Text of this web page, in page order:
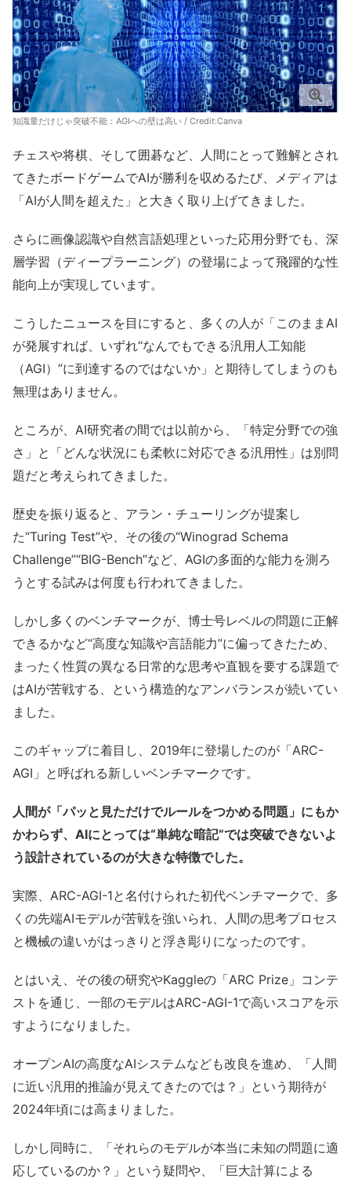
知識量だけじゃ突破不能：AGIへの壁は高い / Credit:Canva
チェスや将棋、そして囲碁など、人間にとって難解とされ
てきたボードゲームでAIが勝利を収めるたび、メディアは
「AIが人間を超えた」と大きく取り上げてきました。
さらに画像認識や自然言語処理といった応用分野でも、深
層学習（ディープラーニング）の登場によって飛躍的な性
能向上が実現しています。
こうしたニュースを目にすると、多くの人が「このままAI
が発展すれば、いずれ“なんでもできる汎用人工知能
（AGI）”に到達するのではないか」と期待してしまうのも
無理はありません。
ところが、AI研究者の間では以前から、「特定分野での強
さ」と「どんな状況にも柔軟に対応できる汎用性」は別問
題だと考えられてきました。
歴史を振り返ると、アラン・チューリングが提案し
た“Turing Test”や、その後の“Winograd Schema
Challenge”“BIG-Bench”など、AGIの多面的な能力を測ろ
うとする試みは何度も行われてきました。
しかし多くのベンチマークが、博士号レベルの問題に正解
できるかなど“高度な知識や言語能力”に偏ってきたため、
まったく性質の異なる日常的な思考や直観を要する課題で
はAIが苦戦する、という構造的なアンバランスが続いてい
ました。
このギャップに着目し、2019年に登場したのが「ARC-
AGI」と呼ばれる新しいベンチマークです。
人間が「パッと見ただけでルールをつかめる問題」にもか
かわらず、AIにとっては“単純な暗記”では突破できないよ
う設計されているのが大きな特徴でした。
実際、ARC-AGI-1と名付けられた初代ベンチマークで、多
くの先端AIモデルが苦戦を強いられ、人間の思考プロセス
と機械の違いがはっきりと浮き彫りになったのです。
とはいえ、その後の研究やKaggleの「ARC Prize」コンテ
ストを通じ、一部のモデルはARC-AGI-1で高いスコアを示
すようになりました。
オープンAIの高度なAIシステムなども改良を進め、「人間
に近い汎用的推論が見えてきたのでは？」という期待が
2024年頃には高まりました。
しかし同時に、「それらのモデルが本当に未知の問題に適
応しているのか？」という疑問や、「巨大計算による